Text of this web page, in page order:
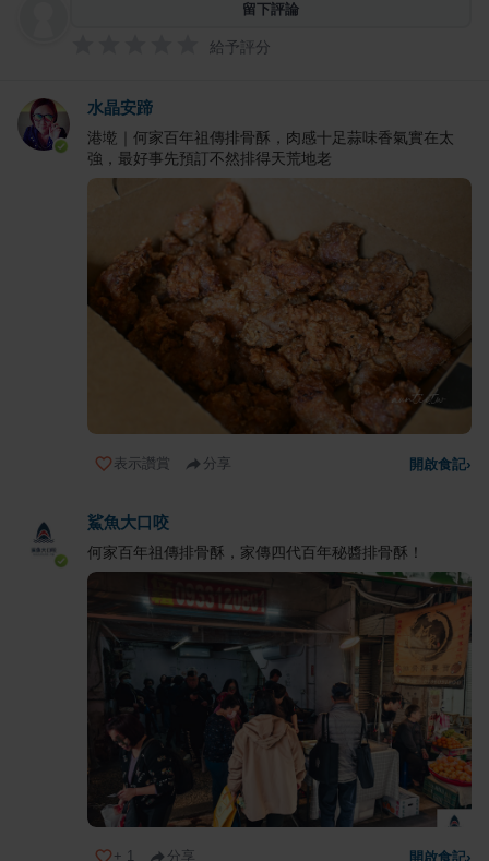
留下評論
給予評分
水晶安蹄
港墘｜何家百年祖傳排骨酥，肉感十足蒜味香氣實在太
強，最好事先預訂不然排得天荒地老
表示讚賞 分享 開啟食記›
鯊魚大口咬
何家百年祖傳排骨酥，家傳四代百年秘醬排骨酥！
+ 1 分享 開啟食記